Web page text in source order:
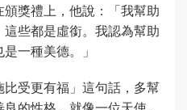
獎禮上，他說：「我幫助
些都是虛銜。我認為幫助
一種美德。」
受更有福」這句話，多幫